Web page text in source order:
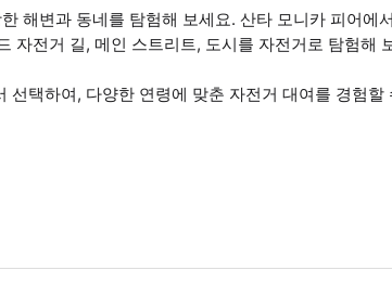
해변과 동네를 탐험해 보세요. 산타 모니카 피어에서
자전거 길, 메인 스트리트, 도시를 자전거로 탐험해
택하여, 다양한 연령에 맞춘 자전거 대여를 경험할
이 규정 - 12개월 미만의 어린이는 참가가 허용되지 않습니